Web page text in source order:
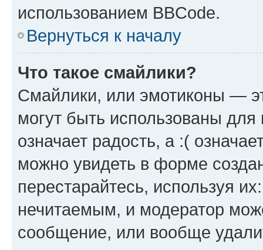
использованием BBCode.
Вернуться к началу
Что такое смайлики?
Смайлики, или эмотиконы —
могут быть использованы
означает радость, а :(
можно увидеть в форме
перестарайтесь, используя
нечитаемым, и модератор
сообщение, или вообще